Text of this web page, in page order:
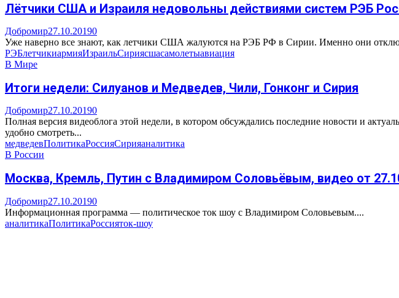
Лётчики США и Израиля недовольны действиями систем РЭБ
Добромир27.10.20190
Уже наверно все знают, как летчики США жалуются на РЭБ РФ в Сирии. Именно они
РЭБлетчикиармияИзраильСириясшасамолетыавиация
В Мире
Итоги недели: Силуанов и Медведев, Чили, Гонконг и Сирия
Добромир27.10.20190
Полная версия видеоблога этой недели, в котором обсуждались последние новости и
удобно смотреть...
медведевПолитикаРоссияСирияаналитика
В России
Москва, Кремль, Путин с Владимиром Соловьёвым, видео от
Добромир27.10.20190
Информационная программа — политическое ток шоу с Владимиром Соловьевым....
аналитикаПолитикаРоссияток-шоу